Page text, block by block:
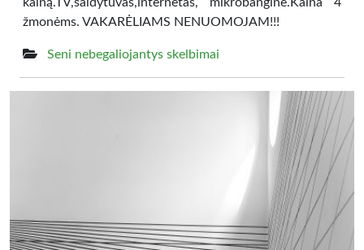
žmonėms. VAKARĖLIAMS NENUOMOJAM!!!
Seni nebegaliojantys skelbimai